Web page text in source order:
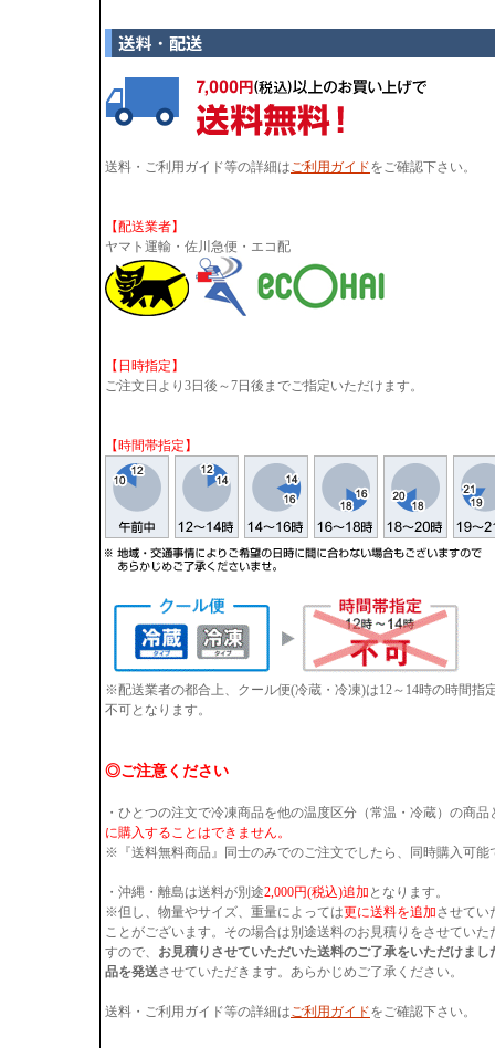
送料・ご利用ガイド等の詳細はご利用ガイドをご確認下さい。
【配送業者】
ヤマト運輸・佐川急便・エコ配
【日時指定】
ご注文日より3日後～7日後までご指定いただけます。
【時間帯指定】
※配送業者の都合上、クール便(冷蔵・冷凍)は12～14時の時間
不可となります。
◎ご注意ください
・ひとつの注文で冷凍商品を他の温度区分（常温・冷蔵）の商品
に購入することはできません。
※『送料無料商品』同士のみでのご注文でしたら、同時購入可能
・沖縄・離島は送料が別途2,000円(税込)追加 となります。
※但し、物量やサイズ、重量によっては更に送料を追加させてい
ことがございます。その場合は別途送料のお見積りをさせていた
すので、 お見積りさせていただいた送料のご了承をいただけまし
品を発送させていただきます。あらかじめご了承ください。
送料・ご利用ガイド等の詳細はご利用ガイドをご確認下さい。